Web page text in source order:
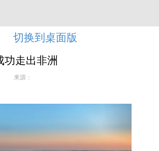
切换到桌面版
功走出非洲
来源：